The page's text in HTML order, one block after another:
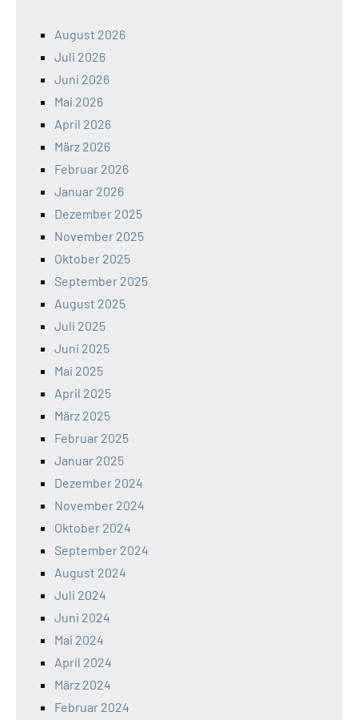
August 2026
Juli 2026
Juni 2026
Mai 2026
April 2026
März 2026
Februar 2026
Januar 2026
Dezember 2025
November 2025
Oktober 2025
September 2025
August 2025
Juli 2025
Juni 2025
Mai 2025
April 2025
März 2025
Februar 2025
Januar 2025
Dezember 2024
November 2024
Oktober 2024
September 2024
August 2024
Juli 2024
Juni 2024
Mai 2024
April 2024
März 2024
Februar 2024